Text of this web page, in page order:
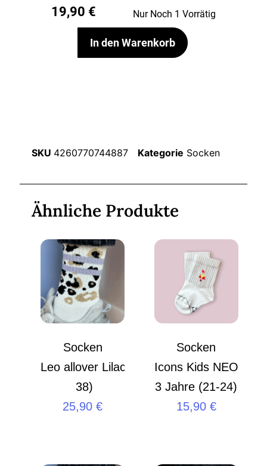
19,90 € Nur Noch 1 Vorrätig
In den Warenkorb
SKU 4260770744887 Kategorie Socken
Ähnliche Produkte
Socken
Leo allover Lilac S (35 –
38)
25,90€
Socken
Icons Kids NEON
3 Jahre (21-24)
15,90 €